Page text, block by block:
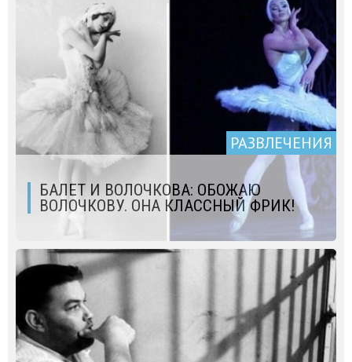
РАЗВЛЕЧЕНИЯ
БАЛЕТ И ВОЛОЧКОВА: ОБОЖАЮ
ВОЛОЧКОВУ. ОНА КЛАССНЫЙ ФРИК!